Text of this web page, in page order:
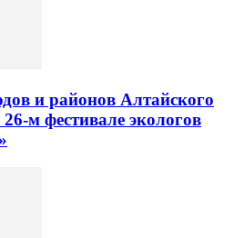
и районов Алтайского
м фестивале экологов